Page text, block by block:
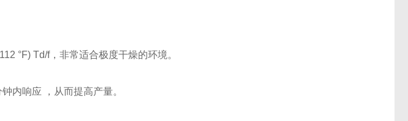
°F) Td/f，非常适合极度干燥的环境。
内响应 ，从而提高产量。